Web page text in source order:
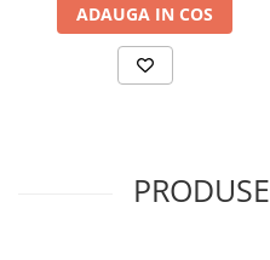
ADAUGA IN COS